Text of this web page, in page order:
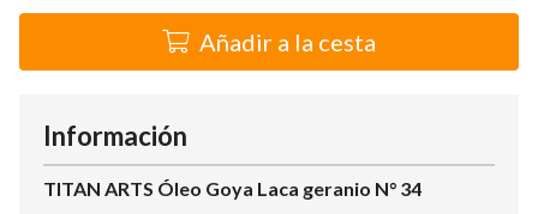
Añadir a la cesta
Información
TITAN ARTS Óleo Goya Laca geranio N° 34